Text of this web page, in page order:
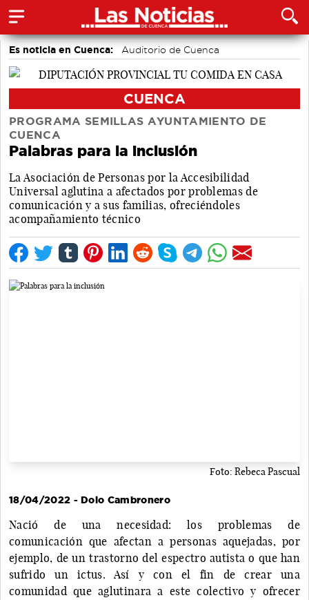
Es noticia en Cuenca: Auditorio de Cuenca
CUENCA
PROGRAMA SEMILLAS AYUNTAMIENTO DE
CUENCA
Palabras para la inclusión
La Asociación de Personas por la Accesibilidad
Universal aglutina a afectados por problemas de
comunicación y a sus familias, ofreciéndoles
acompañamiento técnico
Foto: Rebeca Pascual
18/04/2022 - Dolo Cambronero
Nació de una necesidad: los problemas de
comunicación que afectan a personas aquejadas, por
ejemplo, de un trastorno del espectro autista o que han
sufrido un ictus. Así y con el fin de crear una
comunidad que aglutinara a este colectivo y ofrecer